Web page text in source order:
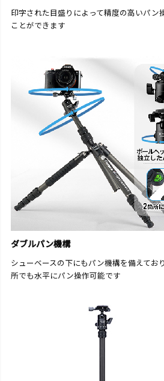
印字された目盛りによって精度の高いパン
ことができます
ダブルパン機構
シューベースの下にもパン機構を備えてお
所でも水平にパン操作可能です